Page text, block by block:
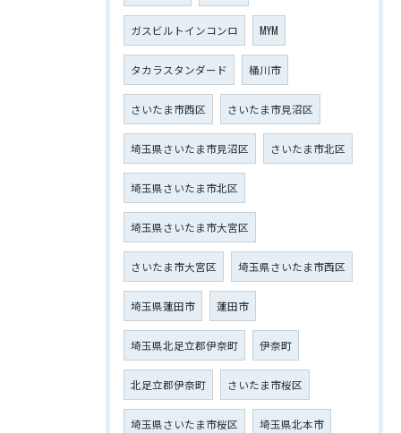
ガスビルトインコンロ MYM
タカラスタンダード 桶川市
さいたま市西区 さいたま市見沼区
埼玉県さいたま市見沼区 さいたま市北区
埼玉県さいたま市北区
埼玉県さいたま市大宮区
さいたま市大宮区 埼玉県さいたま市西区
埼玉県蓮田市 蓮田市
埼玉県北足立郡伊奈町 伊奈町
北足立郡伊奈町 さいたま市桜区
埼玉県さいたま市桜区 埼玉県北本市